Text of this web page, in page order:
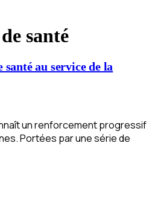
santé
santé au service de la
un renforcement progressif
Portées par une série de